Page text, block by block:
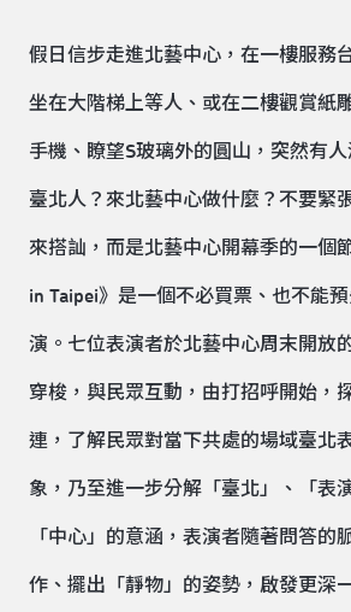
假日信步走進北藝中心，在一樓服務
坐在大階梯上等人、或在二樓觀賞紙
手機、瞭望S玻璃外的圓山，突然有
臺北人？來北藝中心做什麼？不要緊
來搭訕，而是北藝中心開幕季的一個
in Taipei》是一個不必買票、也不能
演。七位表演者於北藝中心周末開放
穿梭，與民眾互動，由打招呼開始，
連，了解民眾對當下共處的場域臺北
象，乃至進一步分解「臺北」、「表
「中心」的意涵，表演者隨著問答的
作、擺出「靜物」的姿勢，啟發更深